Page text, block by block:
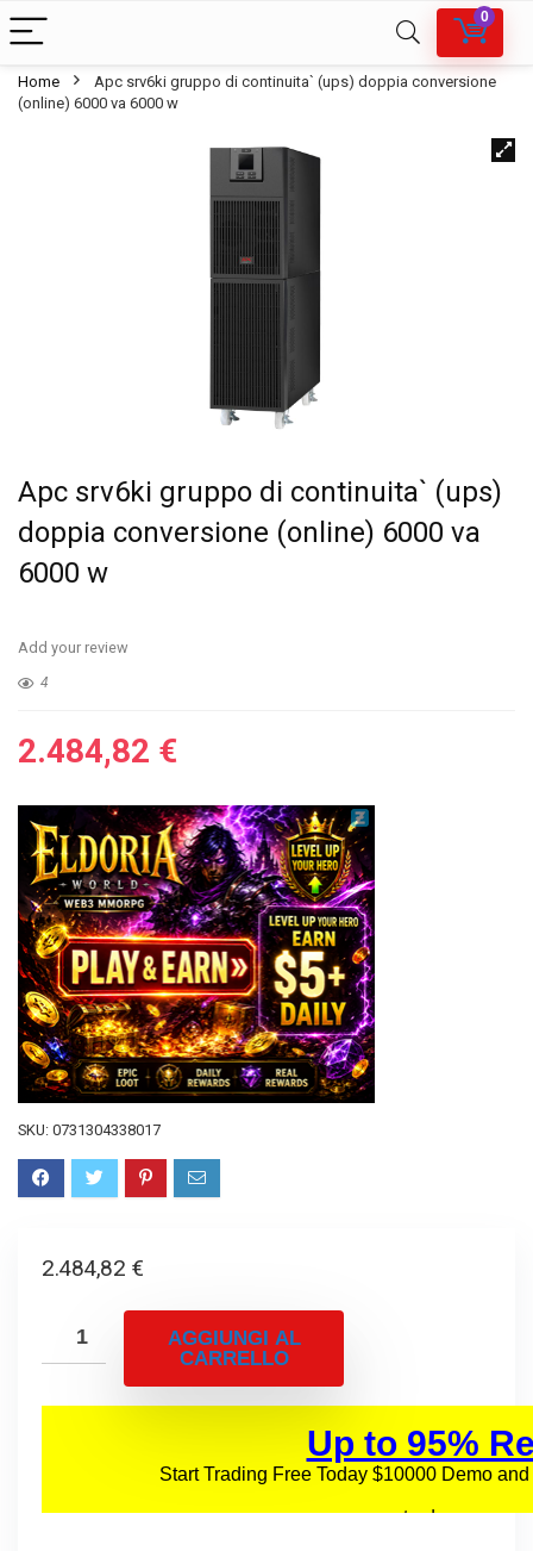
0
Home
Apc srv6ki gruppo di continuita` (ups) doppia conversione
(online) 6000 va 6000 w
Apc srv6ki gruppo di continuita` (ups)
doppia conversione (online) 6000 va
6000 w
Add your review
4
2.484,82 €
SKU: 0731304338017
2.484,82 €
AGGIUNGI AL
CARRELLO